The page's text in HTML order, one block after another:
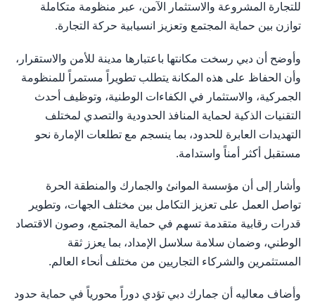
للتجارة المشروعة والاستثمار الآمن، عبر منظومة متكاملة
توازن بين حماية المجتمع وتعزيز انسيابية حركة التجارة.
وأوضح أن دبي رسخت مكانتها باعتبارها مدينة للأمن والاستقرار،
وأن الحفاظ على هذه المكانة يتطلب تطويراً مستمراً للمنظومة
الجمركية، والاستثمار في الكفاءات الوطنية، وتوظيف أحدث
التقنيات الذكية لحماية المنافذ الحدودية والتصدي لمختلف
التهديدات العابرة للحدود، بما ينسجم مع تطلعات الإمارة نحو
مستقبل أكثر أمناً واستدامة.
وأشار إلى أن مؤسسة الموانئ والجمارك والمنطقة الحرة
تواصل العمل على تعزيز التكامل بين مختلف الجهات، وتطوير
قدرات رقابية متقدمة تسهم في حماية المجتمع، وصون الاقتصاد
الوطني، وضمان سلامة سلاسل الإمداد، بما يعزز ثقة
المستثمرين والشركاء التجاريين من مختلف أنحاء العالم.
وأضاف معاليه أن جمارك دبي تؤدي دوراً محورياً في حماية حدود